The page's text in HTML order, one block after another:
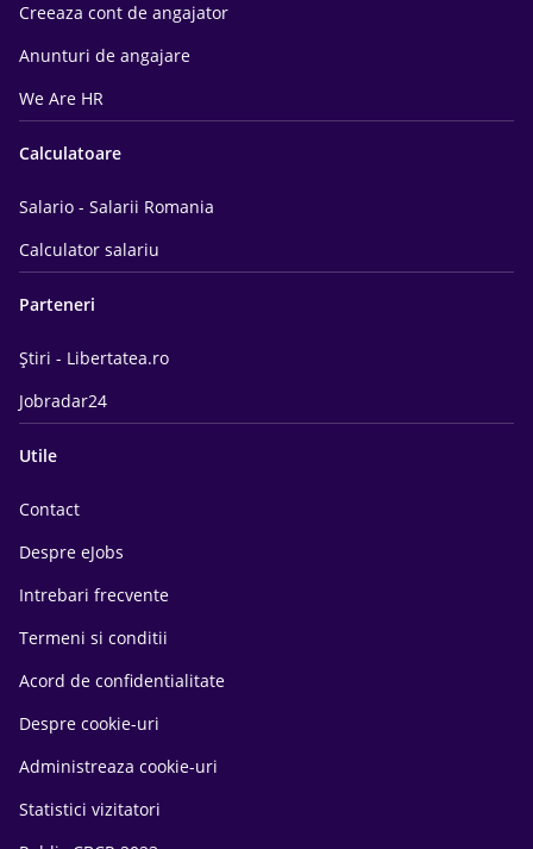
Creeaza cont de angajator
Anunturi de angajare
We Are HR
Calculatoare
Salario - Salarii Romania
Calculator salariu
Parteneri
Știri - Libertatea.ro
Jobradar24
Utile
Contact
Despre eJobs
Intrebari frecvente
Termeni si conditii
Acord de confidentialitate
Despre cookie-uri
Administreaza cookie-uri
Statistici vizitatori